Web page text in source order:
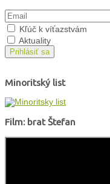
Kľúč k víťazstvám
Aktuality
Prihlásiť sa
Minoritský list
Film: brat Štefan